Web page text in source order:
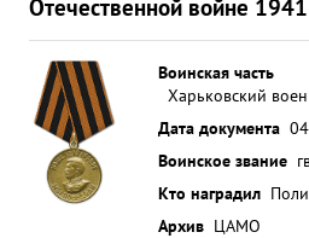
Отечественной войне
Воинская часть
Харьковский
Дата документа
Воинское звание
Кто наградил
Архив ЦАМО